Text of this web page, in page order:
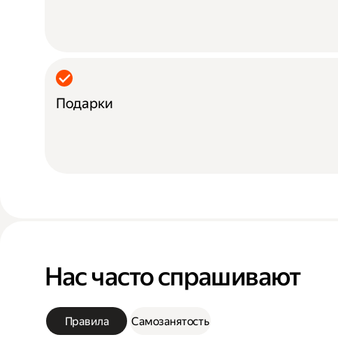
Подарки
Нас часто спрашивают
Правила Самозанятость